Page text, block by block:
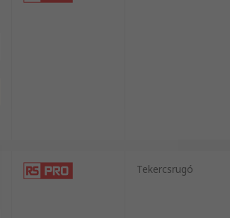
Tekercsrugó